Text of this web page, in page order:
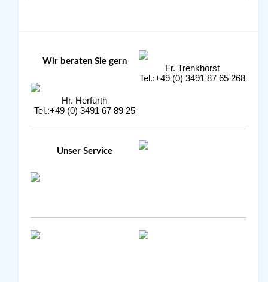
Wir beraten Sie gern
Hr. Herfurth
Tel.:+49 (0) 3491 67 89 25
Fr. Trenkhorst
Tel.:+49 (0) 3491 87 65 268
Unser Service